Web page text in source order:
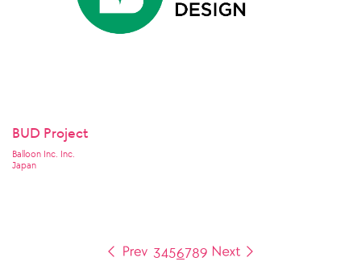
BUD Project
Balloon Inc. Inc.
Japan
3456789